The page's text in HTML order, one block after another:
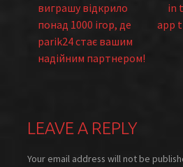
navigation
виграшу відкрило
понад 1000 ігор, де
parik24 стає вашим
надійним партнером!
in
app
LEAVE A REPLY
Your email address will not be